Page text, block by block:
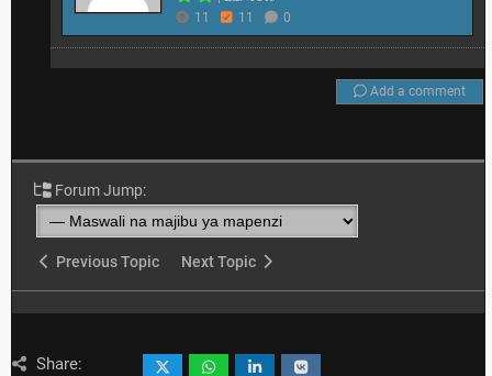
11 11 0
Add a comment
Forum Jump:
Previous Topic Next Topic
Share: